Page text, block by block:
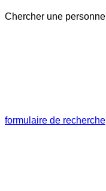
Chercher une personne
formulaire de recherche